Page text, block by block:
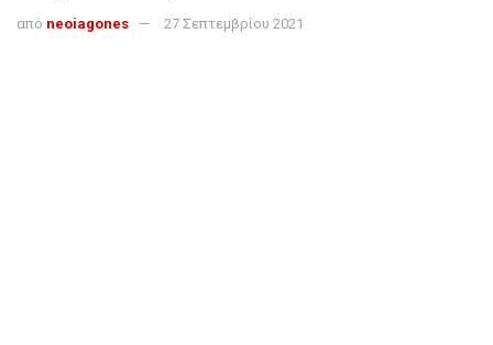
από neoiagones 27 Σεπτεμβρίου 2021